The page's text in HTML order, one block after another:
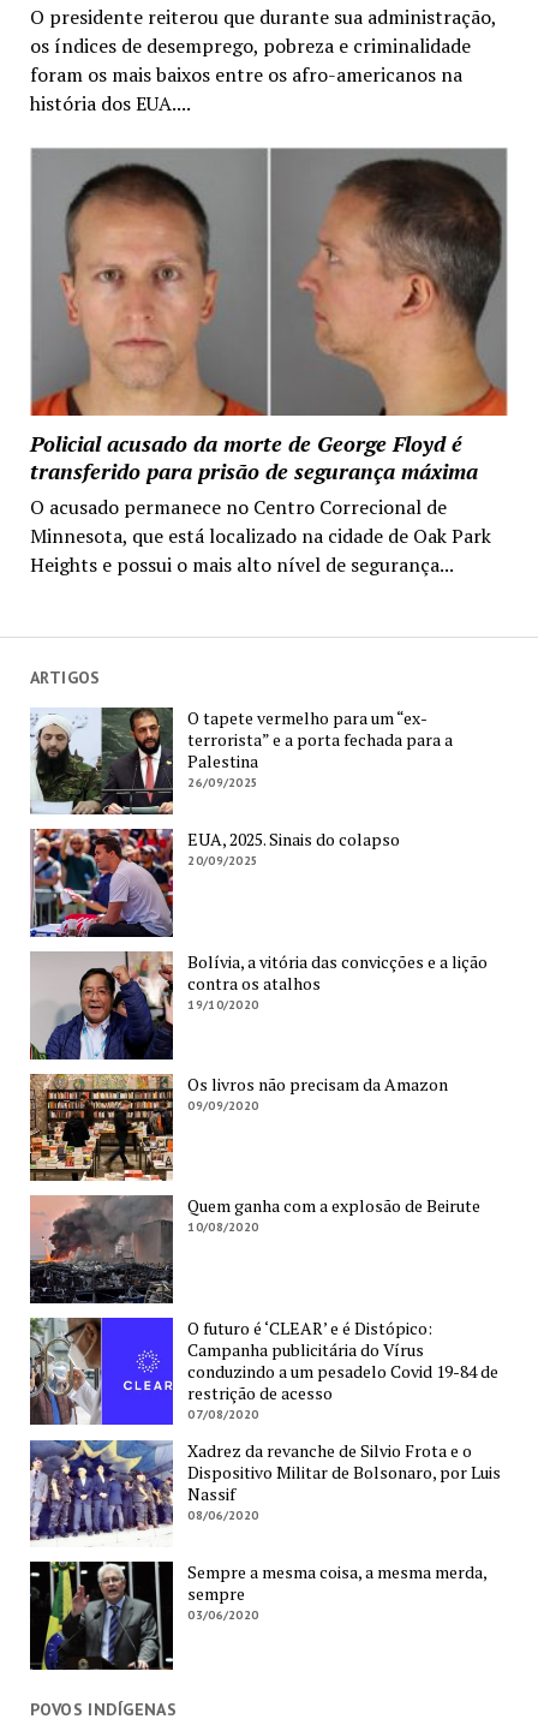
O presidente reiterou que durante sua administração,
os índices de desemprego, pobreza e criminalidade
foram os mais baixos entre os afro-americanos na
história dos EUA....
Policial acusado da morte de George Floyd é
transferido para prisão de segurança máxima
O acusado permanece no Centro Correcional de
Minnesota, que está localizado na cidade de Oak Park
Heights e possui o mais alto nível de segurança...
ARTIGOS
O tapete vermelho para um “ex-
terrorista” e a porta fechada para a
Palestina
26/09/2025
EUA, 2025. Sinais do colapso
20/09/2025
Bolívia, a vitória das convicções e a lição
contra os atalhos
19/10/2020
Os livros não precisam da Amazon
09/09/2020
Quem ganha com a explosão de Beirute
10/08/2020
O futuro é ‘CLEAR’ e é Distópico:
Campanha publicitária do Vírus
conduzindo a um pesadelo Covid 19-84 de
restrição de acesso
07/08/2020
Xadrez da revanche de Silvio Frota e o
Dispositivo Militar de Bolsonaro, por Luis
Nassif
08/06/2020
Sempre a mesma coisa, a mesma merda,
sempre
03/06/2020
POVOS INDÍGENAS